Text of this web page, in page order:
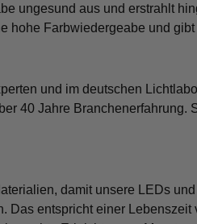
ungesund aus und erstrahlt
Farbwiedergeabe und
und im deutschen
40 Jahre
damit unsere LEDs
Das entspricht einer